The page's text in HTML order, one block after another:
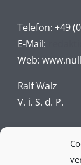
Telefon: +49
E-Mail:
Web:
Ralf Walz
V. i. S. d. P.